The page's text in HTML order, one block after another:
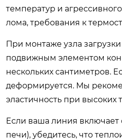
температур и
лома, требования к
При монтаже узла
подвижным элементом
нескольких сантиметров.
деформируется. Мы
эластичность при высоких
Если ваша линия включает
печи), убедитесь, что